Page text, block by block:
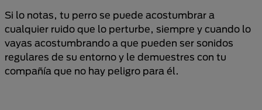
Si lo notas, tu perro se puede acostumbrar a
cualquier ruido que lo perturbe, siempre y cuando lo
vayas acostumbrando a que pueden ser sonidos
regulares de su entorno y le demuestres con tu
compañía que no hay peligro para él.